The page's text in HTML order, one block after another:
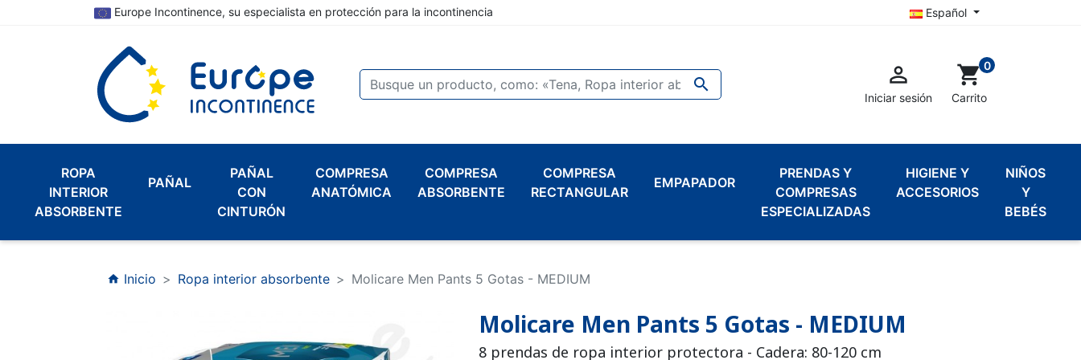
Europe Incontinence, su especialista en protección para la incontinencia Español
 
Iniciar sesión
shopping_cart0
Carrito
ROPA
INTERIOR
ABSORBENTE
PAÑAL
PAÑAL
CON
CINTURÓN
COMPRESA
ANATÓMICA
COMPRESA
ABSORBENTE
COMPRESA
RECTANGULAR
EMPAPADOR
PRENDAS Y
COMPRESAS
ESPECIALIZADAS
HIGIENE Y
ACCESORIOS
NIÑOS
Y
BEBÉS
home Inicio Ropa interior absorbente Molicare Men Pants 5 Gotas - MEDIUM
Molicare Men Pants 5 Gotas - MEDIUM
8 prendas de ropa interior protectora - Cadera: 80-120 cm